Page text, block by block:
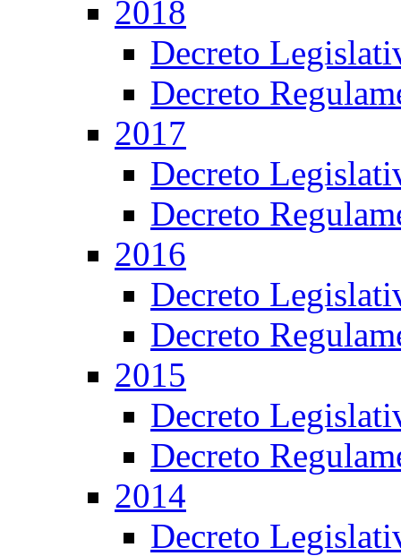
2018
Decreto
Decreto
2017
Decreto
Decreto
2016
Decreto
Decreto
2015
Decreto
Decreto
2014
Decreto